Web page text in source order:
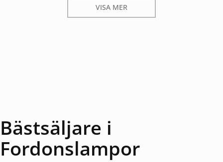
VISA MER
Bästsäljare i
Fordonslampor